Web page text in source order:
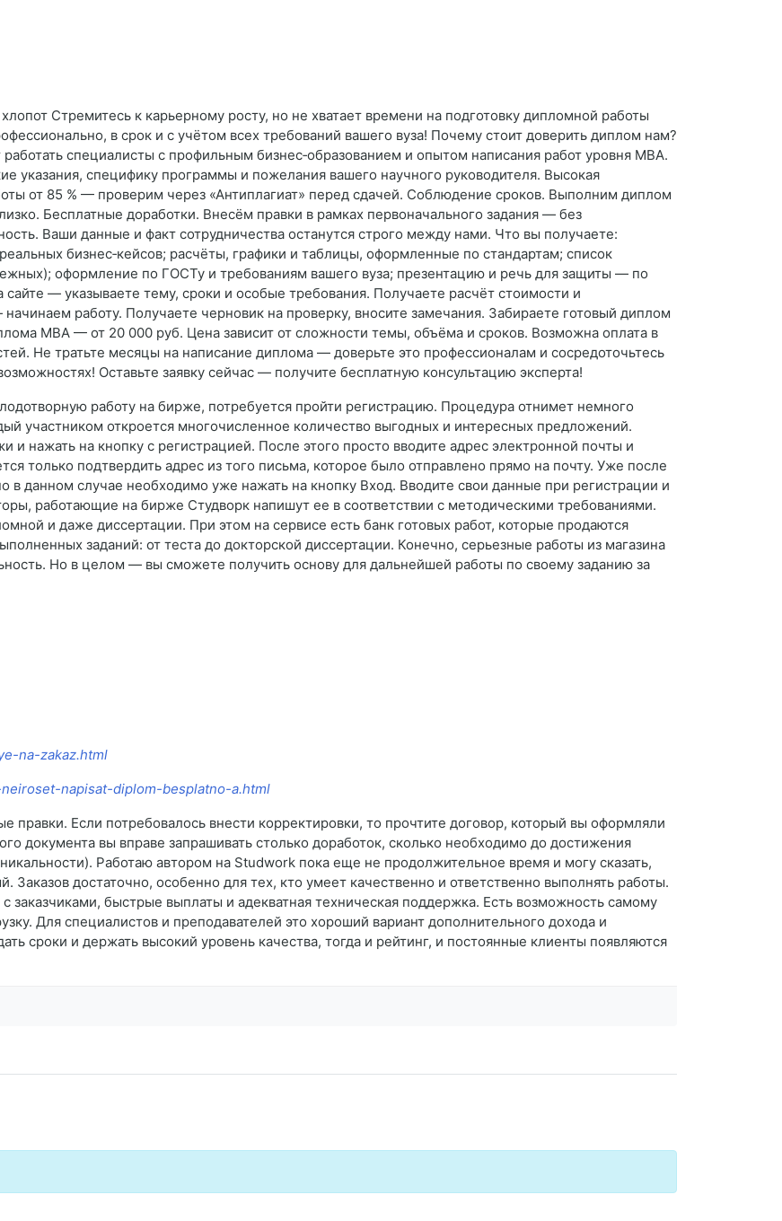
Стремитесь к карьерному росту, но не хватает времени на подготовку дипломной работы
в срок и с учётом всех требований вашего вуза! Почему стоит доверить диплом нам?
специалисты с профильным бизнес‑образованием и опытом написания работ уровня MBA.
указания, специфику программы и пожелания вашего научного руководителя. Высокая
от 85 % — проверим через «Антиплагиат» перед сдачей. Соблюдение сроков. Выполним диплом
Бесплатные доработки. Внесём правки в рамках первоначального задания — без
Ваши данные и факт сотрудничества останутся строго между нами. Что вы получаете:
бизнес‑кейсов; расчёты, графики и таблицы, оформленные по стандартам; список
оформление по ГОСТу и требованиям вашего вуза; презентацию и речь для защиты — по
сайте — указываете тему, сроки и особые требования. Получаете расчёт стоимости и
работу. Получаете черновик на проверку, вносите замечания. Забираете готовый диплом
MBA — от 20 000 руб. Цена зависит от сложности темы, объёма и сроков. Возможна оплата в
Не тратьте месяцы на написание диплома — доверьте это профессионалам и сосредоточьтесь
Оставьте заявку сейчас — получите бесплатную консультацию эксперта!
работу на бирже, потребуется пройти регистрацию. Процедура отнимет немного
участником откроется многочисленное количество выгодных и интересных предложений.
и нажать на кнопку с регистрацией. После этого просто вводите адрес электронной почты и
только подтвердить адрес из того письма, которое было отправлено прямо на почту. Уже после
в данном случае необходимо уже нажать на кнопку Вход. Вводите свои данные при регистрации и
работающие на бирже Студворк напишут ее в соответствии с методическими требованиями.
и даже диссертации. При этом на сервисе есть банк готовых работ, которые продаются
заданий: от теста до докторской диссертации. Конечно, серьезные работы из магазина
Но в целом — вы сможете получить основу для дальнейшей работы по своему заданию за
na-zakaz.html
napisat-diplom-besplatno-a.html
правки. Если потребовалось внести корректировки, то прочтите договор, который вы оформляли
документа вы вправе запрашивать столько доработок, сколько необходимо до достижения
Работаю автором на Studwork пока еще не продолжительное время и могу сказать,
Заказов достаточно, особенно для тех, кто умеет качественно и ответственно выполнять работы.
заказчиками, быстрые выплаты и адекватная техническая поддержка. Есть возможность самому
Для специалистов и преподавателей это хороший вариант дополнительного дохода и
сроки и держать высокий уровень качества, тогда и рейтинг, и постоянные клиенты появляются